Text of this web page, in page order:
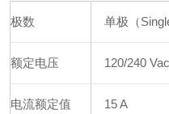
极数 单极（
额定电压 120/240 Vac
电流额定值 15 A